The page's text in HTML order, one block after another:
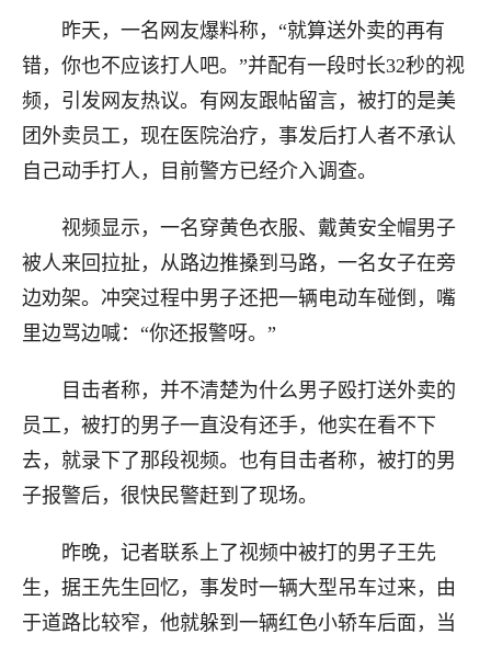
昨天，一名网友爆料称，“就算送外卖的再有
错，你也不应该打人吧。”并配有一段时长32秒的视
频，引发网友热议。有网友跟帖留言，被打的是美
团外卖员工，现在医院治疗，事发后打人者不承认
自己动手打人，目前警方已经介入调查。
视频显示，一名穿黄色衣服、戴黄安全帽男子
被人来回拉扯，从路边推搡到马路，一名女子在旁
边劝架。冲突过程中男子还把一辆电动车碰倒，嘴
里边骂边喊：“你还报警呀。”
目击者称，并不清楚为什么男子殴打送外卖的
员工，被打的男子一直没有还手，他实在看不下
去，就录下了那段视频。也有目击者称，被打的男
子报警后，很快民警赶到了现场。
昨晚，记者联系上了视频中被打的男子王先
生，据王先生回忆，事发时一辆大型吊车过来，由
于道路比较窄，他就躲到一辆红色小轿车后面，当